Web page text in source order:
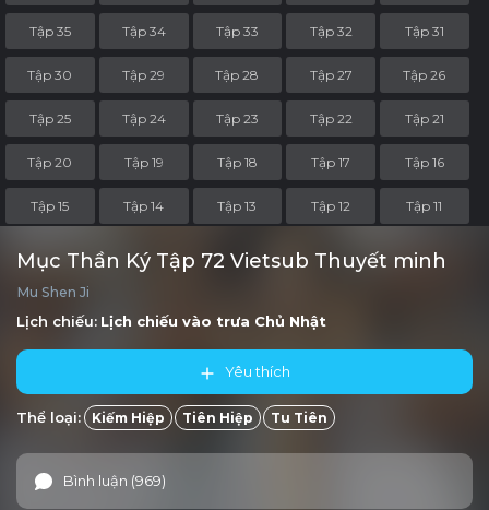
Tập 35 Tập 34 Tập 33 Tập 32 Tập 31
Tập 30 Tập 29 Tập 28 Tập 27 Tập 26
Tập 25 Tập 24 Tập 23 Tập 22 Tập 21
Tập 20 Tập 19 Tập 18 Tập 17 Tập 16
Tập 15 Tập 14 Tập 13 Tập 12 Tập 11
Tập 9 Tập 8 Tập 7 Tập 6
Tập 5
Mục Thần Ký Tập 72 Vietsub Thuyết minh
Mu Shen Ji
Lịch chiếu: Lịch chiếu vào trưa Chủ Nhật
Yêu thích
Thể loại: Kiếm Hiệp Tiên Hiệp Tu Tiên
Bình luận (969)